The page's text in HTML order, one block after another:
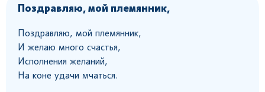
Поздравляю, мой племянник,
Поздравляю, мой племянник,
И желаю много счастья,
Исполнения желаний,
На коне удачи мчаться.